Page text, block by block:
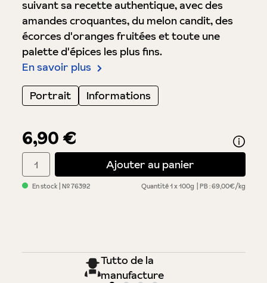
6,90 €
suivant sa recette authentique, avec des
amandes croquantes, du melon candit, des
écorces d'oranges fruitées et toute une
palette d'épices les plus fins.
En savoir plus
Portrait
Informations
En stock | №76392 Quantité1 x 100g PB : 69,00€/kg
Quantité de produit : Entrez la quantité souhaitée ou utilisez
Ajouter au panier
Tutto de la
manufacture